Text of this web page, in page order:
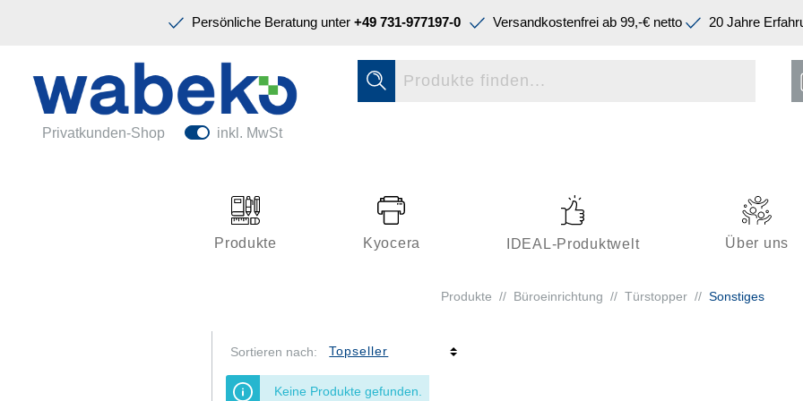
Persönliche Beratung unter +49 731-977197-0 Versandkostenfrei ab 99,-€ netto 20 Jahre
Privatkunden-Shop inkl. MwSt
Produkte Kyocera IDEAL-Produktwelt Über uns
Ordnen & Registrieren
Papiere & Blöcke
Büroeinrichtung
Kleben & Versenden
Schreiben & Korrigieren
Nützliches im Büro
Produkte // Büroeinrichtung // Türstopper // Sonstiges
Sortieren nach:
Keine Produkte gefunden.
Schreiben & Korrigieren